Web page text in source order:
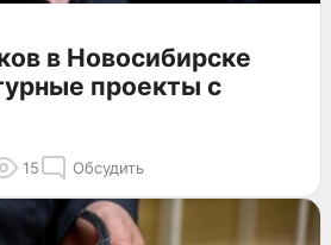
в Новосибирске
проекты с
15 Обсудить